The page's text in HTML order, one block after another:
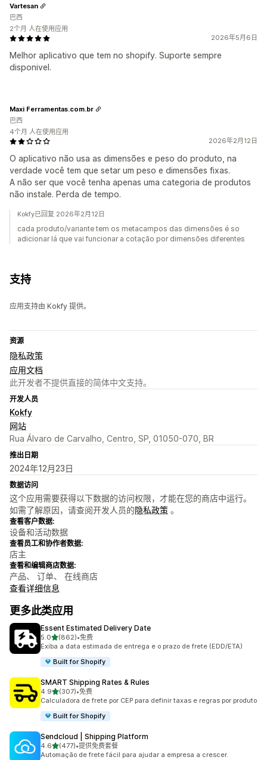
2026年5月6日
Melhor aplicativo que tem no shopify. Suporte sempre
disponivel.
Vartesan
巴西
2个月 人在使用应用
2026年2月12日
O aplicativo não usa as dimensões e peso do produto, na
verdade você tem que setar um peso e dimensões fixas.
A não ser que você tenha apenas uma categoria de produtos
não instale. Perda de tempo.
Maxi Ferramentas.com.br
巴西
4个月 人在使用应用
Kokfy已回复 2026年2月12日
cada produto/variante tem os metacampos das dimensões é so
adicionar lá que vai funcionar a cotação por dimensões diferentes
支持
应用支持由 Kokfy 提供。
资源
隐私政策
应用文档
此开发者不提供直接的简体中文支持。
开发人员
Kokfy
网站
Rua Álvaro de Carvalho, Centro, SP, 01050-070, BR
推出日期
2024年12月23日
数据访问
这个应用需要获得以下数据的访问权限，才能在您的商店中运行。
如需了解原因，请查阅开发人员的隐私政策 。
查看客户数据:
设备和活动数据
查看员工和协作者数据:
店主
查看和编辑商店数据:
产品、 订单、 在线商店
查看详细信息
更多此类应用
Essent Estimated Delivery Date
5.0星（满分 5 星）
(862)
总共 862 条评论
•免费
Exiba a data estimada de entrega e o prazo de frete (EDD/ETA)
Built for Shopify
SMART Shipping Rates & Rules
4.9星（满分 5 星）
(307)
总共 307 条评论
•免费
Calculadora de frete por CEP para definir taxas e regras por produto
Built for Shopify
Sendcloud | Shipping Platform
4.6星（满分 5 星）
(477)
总共 477 条评论
•提供免费套餐
Automação de frete fácil para ajudar a empresa a crescer.